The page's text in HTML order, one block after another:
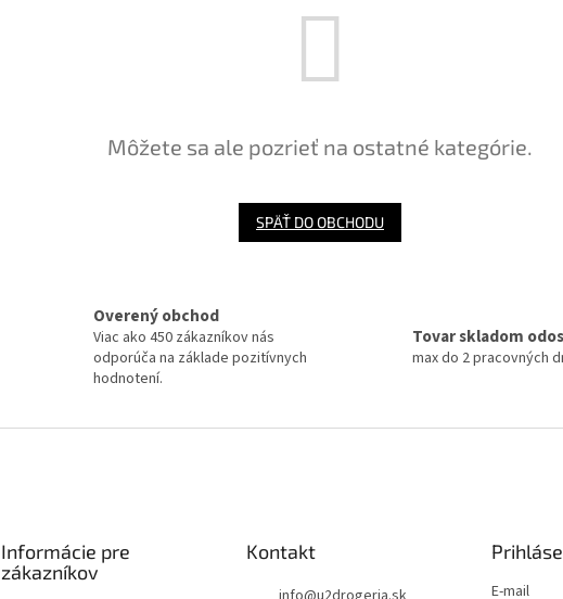
Môžete sa ale pozrieť na ostatné kategórie.
SPÄŤ DO OBCHODU
Overený obchod
Viac ako 450 zákazníkov nás
odporúča na základe pozitívnych
hodnotení.
Tovar skladom
max do 2 pracovných
Informácie pre
zákazníkov
Kontakt
E-mail